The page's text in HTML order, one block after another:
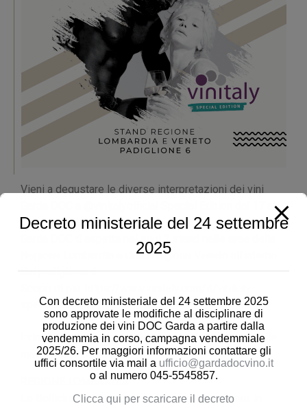
Vieni a degustare le diverse interpretazioni dei vini
Garda DOC a @vinitalyofficial Special Edition dal 17 al
19 ottobre 2021!
Garda DOC ti aspetta nei suoi 2 stand nelle aree della
Regione Lombardia e della Regione Veneto all’interno
del padiglione 6
special-edition/
I vini Garda DOC saranno anche tra i protagonisti delle
masterclass regionali:
REGIONE LOMBARDIA
Le Bollicine del Garda e i vini varietali gardesani, in
Decreto ministeriale del 24 settembre
2025
Con decreto ministeriale del 24 settembre 2025
sono approvate le modifiche al disciplinare di
produzione dei vini DOC Garda a partire dalla
vendemmia in corso, campagna vendemmiale
2025/26. Per maggiori informazioni contattare gli
uffici consortile via mail a ufficio@gardadocvino.it
o al numero 045-5545857.
Clicca qui per scaricare il decreto